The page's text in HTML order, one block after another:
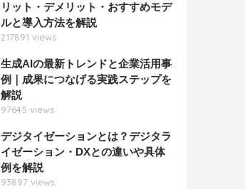
リット・デメリット・おすすめモデ
ルと導入方法を解説
217891 views
生成AIの最新トレンドと企業活用事
例｜成果につなげる実践ステップを
解説
97645 views
デジタイゼーションとは？デジタラ
イゼーション・DXとの違いや具体
例を解説
93897 views